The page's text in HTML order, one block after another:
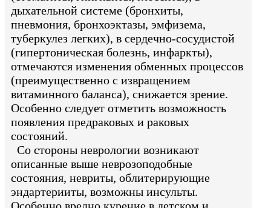
дыхательной системе (бронхиты,
пневмония, бронхоэктазы, эмфизема,
туберкулез легких), в сердечно-сосудистой
(гипертоническая болезнь, инфаркты),
отмечаются изменения обменных процессов
(преимущественно с извращением
витаминного баланса), снижается зрение.
Особенно следует отметить возможность
появления предраковых и раковых
состояний.
Со стороны неврологии возникают
описанные выше неврозоподобные
состояния, невриты, облитерирующие
эндартерииты, возможны инсульты.